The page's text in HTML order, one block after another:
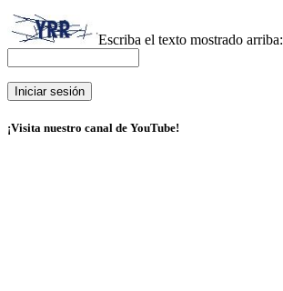
Escriba el texto mostrado arriba:
¡Visita nuestro canal de YouTube!